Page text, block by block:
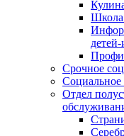
Школа
Срочное
Социальное
Отдел